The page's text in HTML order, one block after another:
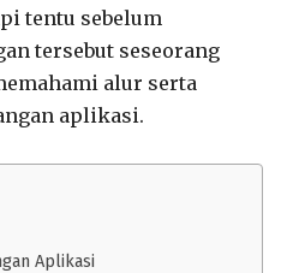
tentu sebelum
tersebut seseorang
alur serta
aplikasi.
Aplikasi